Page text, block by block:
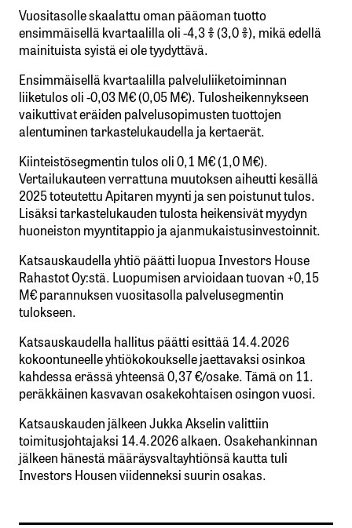
Vuositasolle skaalattu oman pääoman tuotto
ensimmäisellä kvartaalilla oli -4,3 % (3,0 %), mikä edellä
mainituista syistä ei ole tyydyttävä.
Ensimmäisellä kvartaalilla palveluliiketoiminnan
liiketulos oli -0,03 M€ (0,05 M€). Tulosheikennykseen
vaikuttivat eräiden palvelusopimusten tuottojen
alentuminen tarkastelukaudella ja kertaerät.
Kiinteistösegmentin tulos oli 0,1 M€ (1,0 M€).
Vertailukauteen verrattuna muutoksen aiheutti kesällä
2025 toteutettu Apitaren myynti ja sen poistunut tulos.
Lisäksi tarkastelukauden tulosta heikensivät myydyn
huoneiston myyntitappio ja ajanmukaistusinvestoinnit.
Katsauskaudella yhtiö päätti luopua Investors House
Rahastot Oy:stä. Luopumisen arvioidaan tuovan +0,15
M€ parannuksen vuositasolla palvelusegmentin
tulokseen.
Katsauskaudella hallitus päätti esittää 14.4.2026
kokoontuneelle yhtiökokoukselle jaettavaksi osinkoa
kahdessa erässä yhteensä 0,37 €/osake. Tämä on 11.
peräkkäinen kasvavan osakekohtaisen osingon vuosi.
Katsauskauden jälkeen Jukka Akselin valittiin
toimitusjohtajaksi 14.4.2026 alkaen. Osakehankinnan
jälkeen hänestä määräysvaltayhtiönsä kautta tuli
Investors Housen viidenneksi suurin osakas.